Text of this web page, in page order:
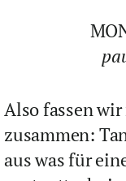
Also fassen
zusammen:
aus was für